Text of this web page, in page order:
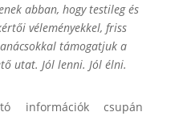
abban, hogy testileg és
véleményekkel, friss
támogatjuk a
utat. Jól lenni. Jól élni.
információk csupán